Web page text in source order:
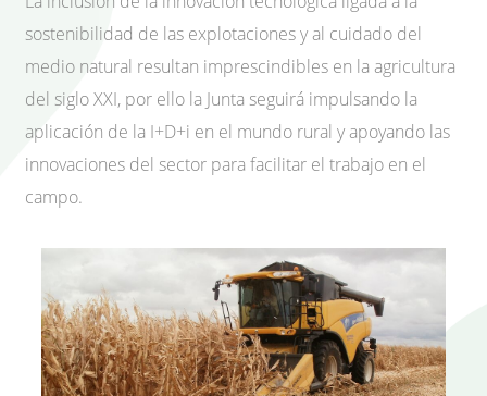
sostenibilidad de las explotaciones y al cuidado del
medio natural resultan imprescindibles en la agricultura
del siglo XXI, por ello la Junta seguirá impulsando la
aplicación de la I+D+i en el mundo rural y apoyando las
innovaciones del sector para facilitar el trabajo en el
campo.